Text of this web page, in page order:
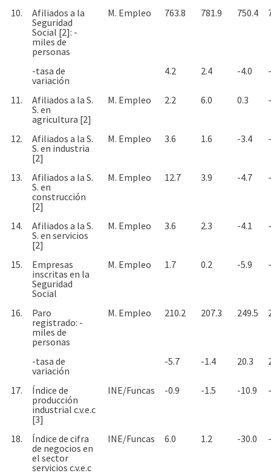
10.
Afiliados a la
Seguridad
Social [2]: -
miles de
personas
M. Empleo 763.8 781.9 750.4
-tasa de
variación
4.2 2.4 -4.0
11.
Afiliados a la S.
S. en
agricultura [2]
M. Empleo 2.2 6.0 0.3
12.
Afiliados a la S.
S. en industria
[2]
M. Empleo 3.6 1.6 -3.4
13.
Afiliados a la S.
S. en
construcción
[2]
M. Empleo 12.7 3.9 -4.7
14.
Afiliados a la S.
S. en servicios
[2]
M. Empleo 3.6 2.3 -4.1
15.
Empresas
inscritas en la
Seguridad
Social
M. Empleo 1.7 0.2 -5.9
16.
Paro
registrado: -
miles de
personas
M. Empleo 210.2 207.3 249.5
-tasa de
variación
-5.7 -1.4 20.3
17.
Índice de
producción
industrial c.v.e.c
[3]
INE/Funcas -0.9 -1.5 -10.9
18.
Índice de cifra
de negocios en
el sector
servicios c.v.e.c
INE/Funcas 6.0 1.2 -30.0